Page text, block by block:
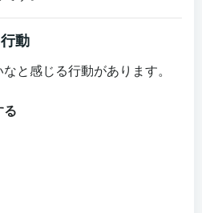
動
と感じる行動があります。